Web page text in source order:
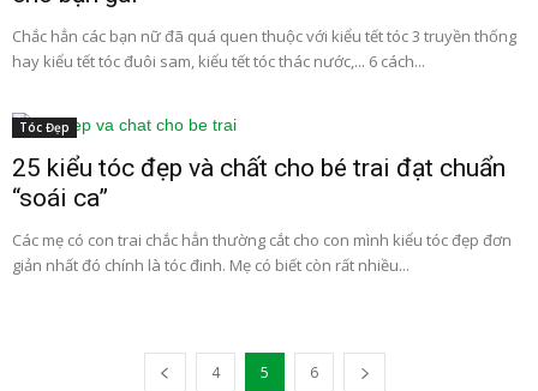
Chắc hẳn các bạn nữ đã quá quen thuộc với kiểu tết tóc 3 truyền thống
hay kiểu tết tóc đuôi sam, kiểu tết tóc thác nước,... 6 cách...
Tóc Đẹp
25 kiểu tóc đẹp và chất cho bé trai đạt chuẩn
“soái ca”
Các mẹ có con trai chắc hẳn thường cắt cho con mình kiểu tóc đẹp đơn
giản nhất đó chính là tóc đinh. Mẹ có biết còn rất nhiều...
4 5 6